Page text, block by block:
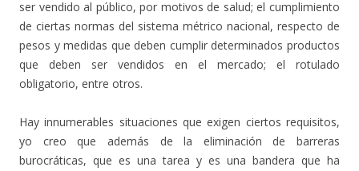
ser vendido al público, por motivos de salud; el cumplimiento
de ciertas normas del sistema métrico nacional, respecto de
pesos y medidas que deben cumplir determinados productos
que deben ser vendidos en el mercado; el rotulado
obligatorio, entre otros.
Hay innumerables situaciones que exigen ciertos requisitos,
yo creo que además de la eliminación de barreras
burocráticas, que es una tarea y es una bandera que ha